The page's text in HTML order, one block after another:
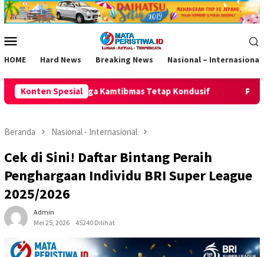
Loncat
ke
Mobile
HOME Hard News Breaking News Nasional – Internasional
Konten Spesial
Tetap Kondusif Polsek Pamarican Amankan
Beranda Nasional - Internasional
Cek di Sini! Daftar Bintang Peraih
Penghargaan Individu BRI Super League
2025/2026
Admin
Mei 25, 2026
45240 Dilihat